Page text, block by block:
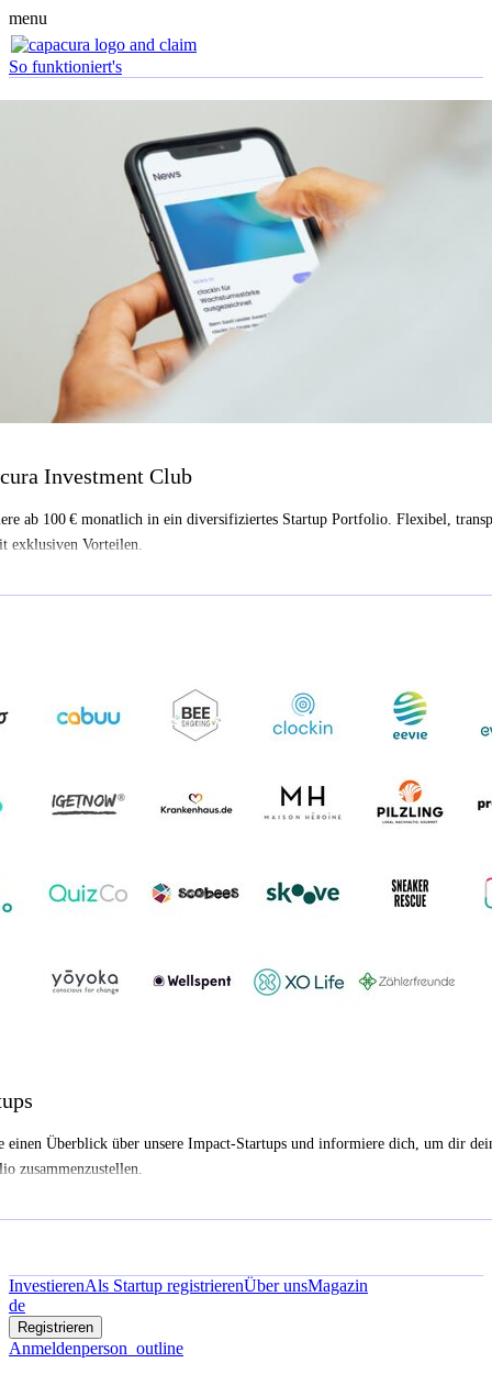
menu
So funktioniert's
Investment Club
ab 100 € monatlich in ein diversifiziertes Startup Portfolio. Flexibel,
exklusiven Vorteilen.
einen Überblick über unsere Impact-Startups und informiere dich, um dir
zusammenzustellen.
InvestierenAls Startup registrierenÜber unsMagazin
de
Registrieren
Anmeldenperson_outline